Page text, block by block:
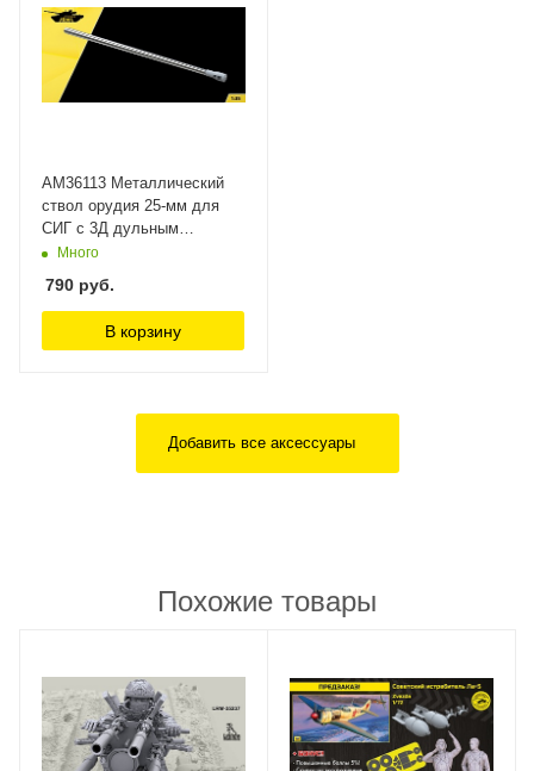
AM36113 Металлический
ствол орудия 25-мм для
СИГ с 3Д дульным
тормозом (Не для
Models
Много
790 руб.
В корзину
Добавить все аксессуары
Похожие товары